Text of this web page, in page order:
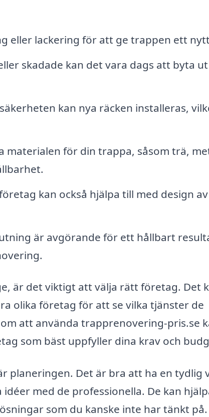
eller lackering för att ge trappen ett
skadade kan det vara dags att byta
kan nya räcken installeras,
materialen för din trappa, såsom trä,
kan också hjälpa till med design av
är avgörande för ett hållbart
är det viktigt att välja rätt företag. Det
olika företag för att se vilka tjänster de
att använda trapprenovering-pris.se
som bäst uppfyller dina krav och
planeringen. Det är bra att ha en tydlig
med de professionella. De kan
som du kanske inte har tänkt på.